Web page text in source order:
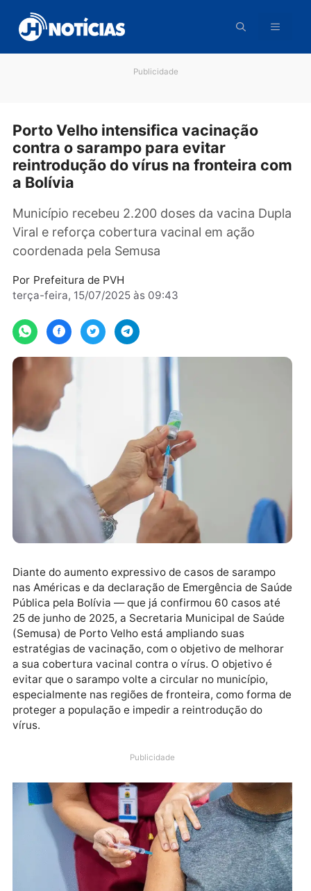
para
conteúdo
Porto Velho intensifica vacinação
contra o sarampo para evitar
reintrodução do vírus na fronteira
Município recebeu 2.200 doses da vacina
Viral e reforça cobertura vacinal em ação
coordenada pela Semusa
terça-feira, 15/07/2025 às 09:43
Diante do aumento expressivo de casos de sarampo
nas Américas e da declaração de Emergência de
Pública pela Bolívia — que já confirmou 60 casos até
25 de junho de 2025, a Secretaria Municipal de
(Semusa) de Porto Velho está ampliando suas
estratégias de vacinação, com o objetivo de
evitar que o sarampo volte a circular no município,
proteger a população e impedir a reintrodução do
vírus.
Publicidade